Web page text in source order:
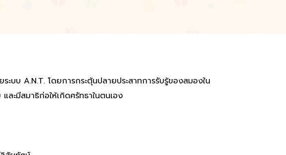
บบ A.N.T. โดยการกระตุ้นปลายประสาทการรับรู้ของสมองใน
ละมีสมาธิก่อให้เกิดศรัทธาในตนเอง